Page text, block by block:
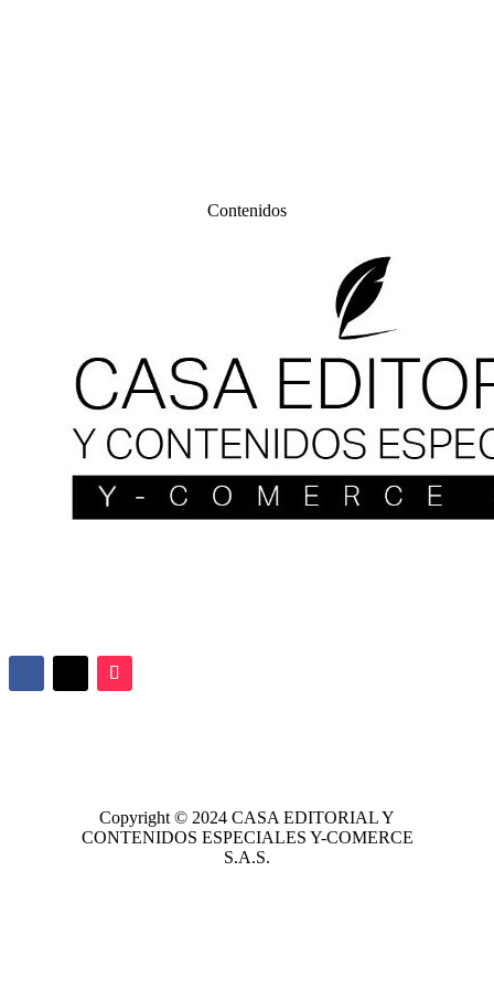
Contenidos
Copyright © 2024 CASA EDITORIALY
CONTENIDOS ESPECIALES Y-COMERCE
S.A.S.